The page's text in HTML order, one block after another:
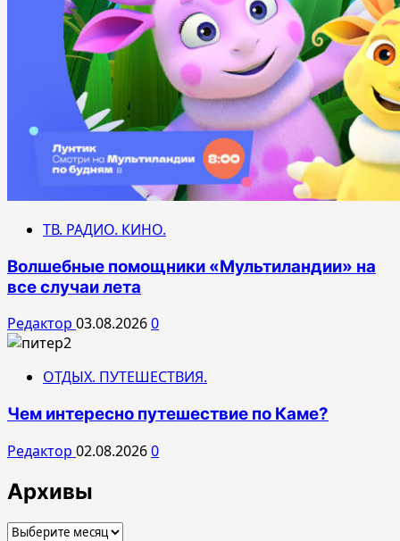
ТВ. РАДИО. КИНО.
Волшебные помощники «Мультиландии» на
все случаи лета
Редактор 03.08.20260
ОТДЫХ. ПУТЕШЕСТВИЯ.
Чем интересно путешествие по Каме?
Редактор 02.08.20260
Архивы
Архивы